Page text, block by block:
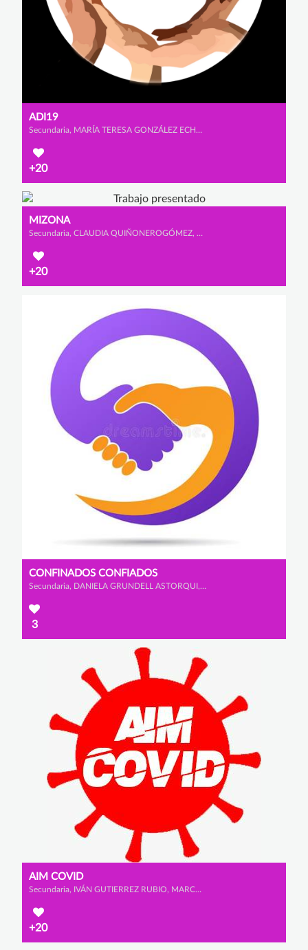
ADI19
Secundaria, MARÍA TERESA GONZÁLEZ ECHEVERRÍA-TORRES, MARÍA MARTÍNEZ VILLAR y MARIO VAZQUEZ SIMÓN
+20
MIZONA
Secundaria, CLAUDIA QUIÑONEROGÓMEZ, MACARENA CANO CALDERÓN y SOFÍA GONZÁLEZ OLMEDO
+20
CONFINADOS CONFIADOS
Secundaria, DANIELA GRUNDELL ASTORQUI, CARLOS CASTAÑO COLLADO y IGNACIO GARRIDO VITI
3
AIM COVID
Secundaria, IVÁN GUTIERREZ RUBIO, MARCO LÓPEZ GÓMEZ y ADRIÁN GARCÍA SANTAMARÍA
+20